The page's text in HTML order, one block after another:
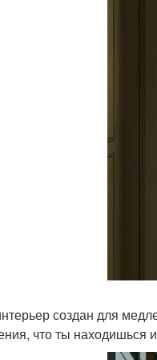
создан для
что ты находишься